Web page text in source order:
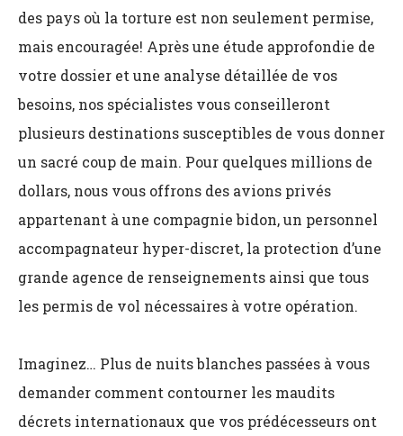
des pays où la torture est non seulement permise,
mais encouragée! Après une étude approfondie de
votre dossier et une analyse détaillée de vos
besoins, nos spécialistes vous conseilleront
plusieurs destinations susceptibles de vous donner
un sacré coup de main. Pour quelques millions de
dollars, nous vous offrons des avions privés
appartenant à une compagnie bidon, un personnel
accompagnateur hyper-discret, la protection d’une
grande agence de renseignements ainsi que tous
les permis de vol nécessaires à votre opération.
Imaginez… Plus de nuits blanches passées à vous
demander comment contourner les maudits
décrets internationaux que vos prédécesseurs ont